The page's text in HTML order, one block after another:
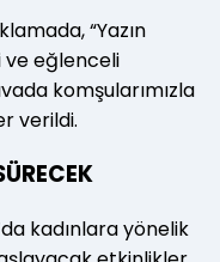
“Yazın
ve eğlenceli
komşularımızla
verildi.
kadınlara yönelik